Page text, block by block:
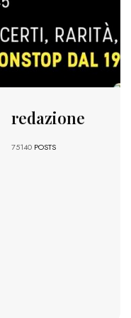
redazione
75140 POSTS